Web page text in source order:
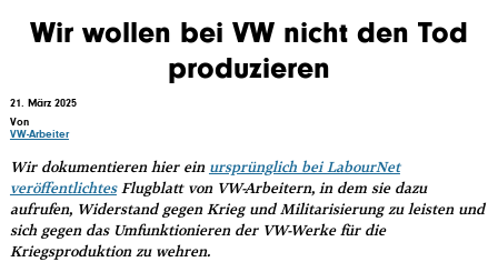
Direkt
zumWir wollen bei VW nicht den Tod
produzieren
21. März 2025
Von
VW-Arbeiter
Wir dokumentieren hier ein ursprünglich bei LabourNet
veröffentlichtesFlugblatt von VW-Arbeitern, in dem sie dazu
aufrufen, Widerstand gegen Krieg und Militarisierung zu leisten und
sich gegen das Umfunktionieren der VW-Werke für die
Kriegsproduktion zu wehren.